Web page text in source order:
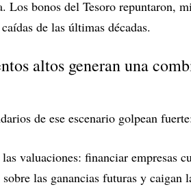
Los bonos del Tesoro repuntaron,
de las últimas décadas.
altos generan una
de ese escenario golpean
valuaciones: financiar empresas
sobre las ganancias futuras y caigan